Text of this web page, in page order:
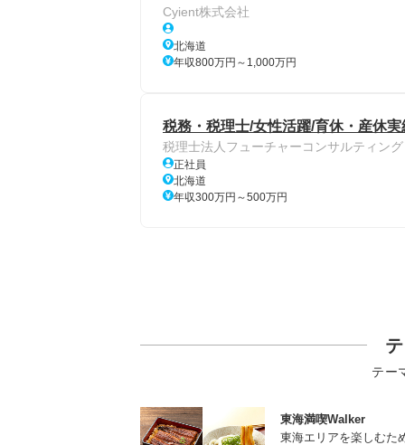
Cyient株式会社
北海道
年収800万円～1,000万円
税務・税理士/女性活躍/育休・産休
税理士法人フューチャーコンサルティング
正社員
北海道
年収300万円～500万円
テー
東海満喫Walker
東海エリアを楽しむた